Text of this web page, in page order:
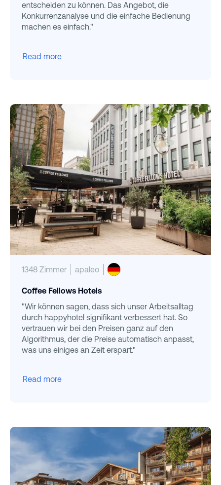
entscheiden zu können. Das Angebot, die
Konkurrenzanalyse und die einfache Bedienung
machen es einfach."
Read more
1348 Zimmer apaleo
Coffee Fellows Hotels
"Wir können sagen, dass sich unser Arbeitsalltag
durch happyhotel signifikant verbessert hat. So
vertrauen wir bei den Preisen ganz auf den
Algorithmus, der die Preise automatisch anpasst,
was uns einiges an Zeit erspart."
Read more